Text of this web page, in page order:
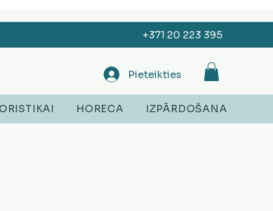
+371 20 223 395
Pieteikties
HORECA IZPĀRDOŠANA